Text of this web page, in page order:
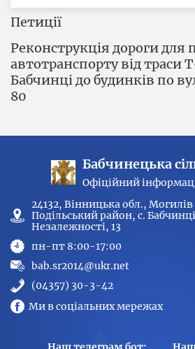
Петиції
Реконструкція дороги для
автотранспорту від траси
Бабчинці до будинків по
80
Бабчинецька
Офіційний
24132, Вінницька обл.,
Подільський район, с.
Незалежності, 13
пн-пт 8:00-17:00
bab.sr2014@ukr.net
(04357) 30-3-42
Ми в соціальних мережах